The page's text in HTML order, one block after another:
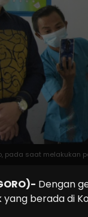
pada saat melakukan
Dengan
berada di